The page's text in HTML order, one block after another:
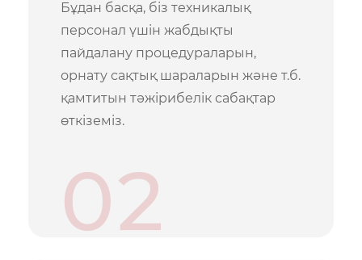
Бұдан басқа, біз техникалық
персонал үшін жабдықты
пайдалану процедураларын,
орнату сақтық шараларын және т.б.
қамтитын тәжірибелік сабақтар
өткіземіз.
02